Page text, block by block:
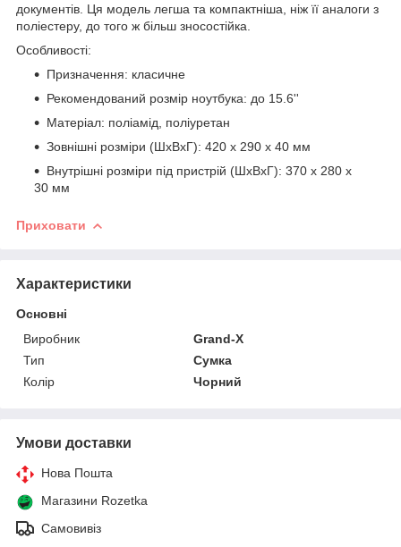
документів. Ця модель легша та компактніша, ніж її аналоги з
поліестеру, до того ж більш зносостійка.
Особливості:
Призначення: класичне
Рекомендований розмір ноутбука: до 15.6''
Матеріал: поліамід, поліуретан
Зовнішні розміри (ШхВхГ): 420 x 290 x 40 мм
Внутрішні розміри під пристрій (ШхВхГ): 370 х 280 х
30 мм
Приховати
Характеристики
Основні
Виробник
Grand-X
Тип
Сумка
Колір
Чорний
Умови доставки
Нова Пошта
Магазини Rozetka
Самовивіз